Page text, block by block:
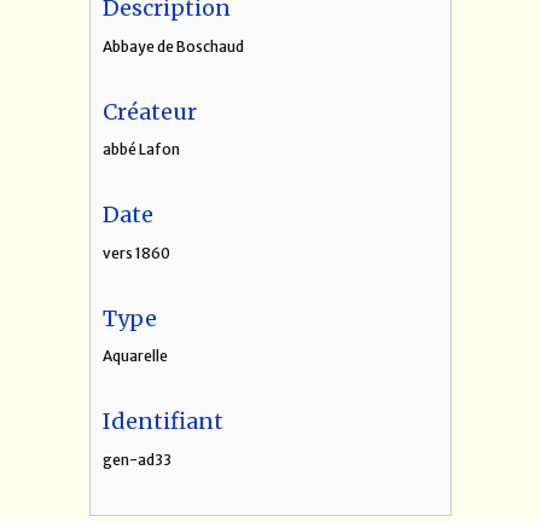
Description
Abbaye de Boschaud
Créateur
abbé Lafon
Date
vers 1860
Type
Aquarelle
Identifiant
gen-ad33